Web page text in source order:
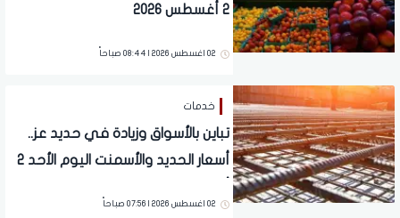
2 أغسطس 2026
02 اغسطس 2026 | 08:44 صباحاً
خدمات
تباين بالأسواق وزيادة في حديد عز..
أسعار الحديد والأسمنت اليوم الأحد 2
02 اغسطس 2026 | 07:56 صباحاً